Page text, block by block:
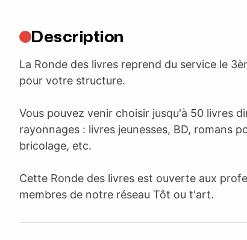
Description
La Ronde des livres reprend du service le
pour votre structure.
Vous pouvez venir choisir jusqu'à 50 livres
rayonnages : livres jeunesses, BD, romans
bricolage, etc.
Cette Ronde des livres est ouverte aux
membres de notre réseau Tôt ou t'art.